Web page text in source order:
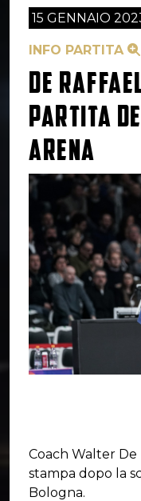
15 GENNAIO
INFO PARTITA
DE
PARTITA
ARENA
Coach Walter
stampa dopo la
Bologna.